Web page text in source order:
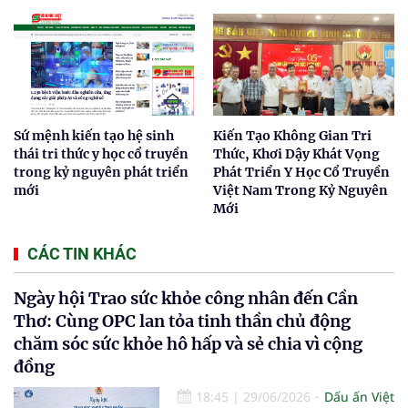
Sứ mệnh kiến tạo hệ sinh
thái tri thức y học cổ truyền
trong kỷ nguyên phát triển
mới
Kiến Tạo Không Gian Tri
Thức, Khơi Dậy Khát Vọng
Phát Triển Y Học Cổ Truyền
Việt Nam Trong Kỷ Nguyên
Mới
CÁC TIN KHÁC
Ngày hội Trao sức khỏe công nhân đến Cần
Thơ: Cùng OPC lan tỏa tinh thần chủ động
chăm sóc sức khỏe hô hấp và sẻ chia vì cộng
đồng
18:45 | 29/06/2026
Dấu ấn Việt